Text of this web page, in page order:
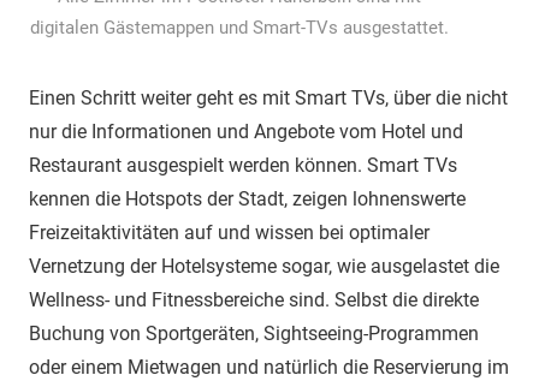
digitalen Gästemappen und Smart-TVs ausgestattet.
Einen Schritt weiter geht es mit Smart TVs, über die nicht
nur die Informationen und Angebote vom Hotel und
Restaurant ausgespielt werden können. Smart TVs
kennen die Hotspots der Stadt, zeigen lohnenswerte
Freizeitaktivitäten auf und wissen bei optimaler
Vernetzung der Hotelsysteme sogar, wie ausgelastet die
Wellness- und Fitnessbereiche sind. Selbst die direkte
Buchung von Sportgeräten, Sightseeing-Programmen
oder einem Mietwagen und natürlich die Reservierung im